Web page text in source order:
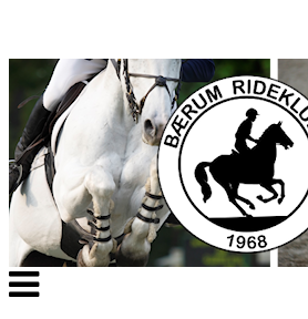
Veksle
navigasjon